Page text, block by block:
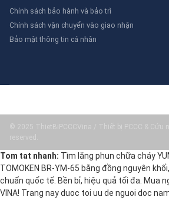
Chính sách bảo hành và bảo trì
Chính sách vận chuyển vào giao nhận
Bảo mật thông tin cá nhân
© 2025 ThietBiPCCCVina / Thiết bị PCCC & Cứu
reserved.
Tom tat nhanh: Tìm lăng phun chữa cháy
TOMOKEN BR-YM-65 bằng đồng nguyên
chuẩn quốc tế. Bền bỉ, hiệu quả tối đa. Mua
VINA! Trang nay duoc toi uu de nguoi doc